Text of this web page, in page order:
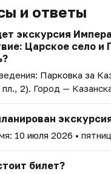
и ответы
экскурсия
Царское село и
Парковка за
пл., 2). Город —
10 июля 2026 •
билет?